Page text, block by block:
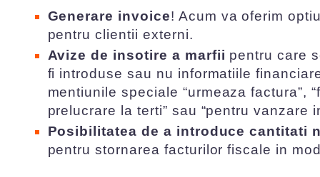
Generare invoice! Acum va oferim
pentru clientii externi.
Avize de insotire a marfii pentru care
fi introduse sau nu informatiile
mentiunile speciale “urmeaza factura”,
prelucrare la terti” sau “pentru vanzare
Posibilitatea de a introduce cantitati
pentru stornarea facturilor fiscale in